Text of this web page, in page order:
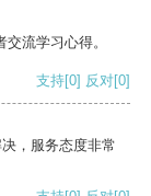
流学习心得。
支持[0] 反对[0]
，服务态度非常